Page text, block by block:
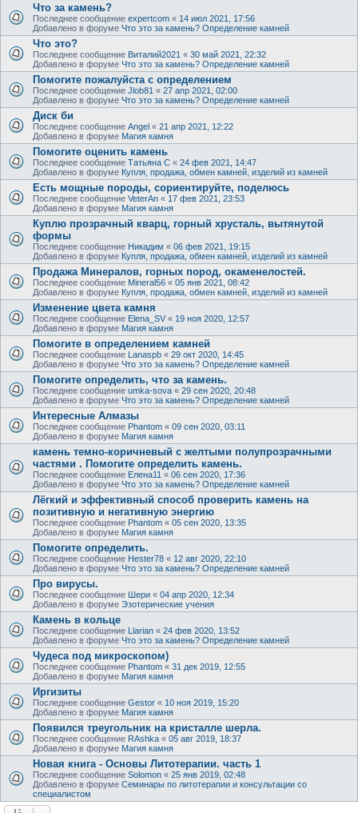
Что за камень?
Последнее сообщение expertcom « 14 июл 2021, 17:56
Добавлено в форуме Что это за камень? Определение камней
Что это?
Последнее сообщение Виталий2021 « 30 май 2021, 22:32
Добавлено в форуме Что это за камень? Определение камней
Помогите пожалуйста с определением
Последнее сообщение Jlob81 « 27 апр 2021, 02:00
Добавлено в форуме Что это за камень? Определение камней
Диск би
Последнее сообщение Angel « 21 апр 2021, 12:22
Добавлено в форуме Магия камня
Помогите оценить камень
Последнее сообщение Татьяна С « 24 фев 2021, 14:47
Добавлено в форуме Купля, продажа, обмен камней, изделий из камней
Есть мощные породы, сориентируйте, поделюсь
Последнее сообщение VeterAn « 17 фев 2021, 23:53
Добавлено в форуме Магия камня
Куплю прозрачный кварц, горный хрусталь, вытянутой
формы
Последнее сообщение Никадим « 06 фев 2021, 19:15
Добавлено в форуме Купля, продажа, обмен камней, изделий из камней
Продажа Минералов, горных пород, окаменелостей.
Последнее сообщение Mineral56 « 05 янв 2021, 08:42
Добавлено в форуме Купля, продажа, обмен камней, изделий из камней
Изменение цвета камня
Последнее сообщение Elena_SV « 19 ноя 2020, 12:57
Добавлено в форуме Магия камня
Помогите в определением камней
Последнее сообщение Lanaspb « 29 окт 2020, 14:45
Добавлено в форуме Что это за камень? Определение камней
Помогите определить, что за камень.
Последнее сообщение umka-sova « 29 сен 2020, 20:48
Добавлено в форуме Что это за камень? Определение камней
Интересные Алмазы
Последнее сообщение Phantom « 09 сен 2020, 03:11
Добавлено в форуме Магия камня
камень темно-коричневый с желтыми полупрозрачными
частями . Помогите определить камень.
Последнее сообщение Елена11 « 06 сен 2020, 17:36
Добавлено в форуме Что это за камень? Определение камней
Лёгкий и эффективный способ проверить камень на
позитивную и негативную энергию
Последнее сообщение Phantom « 05 сен 2020, 13:35
Добавлено в форуме Магия камня
Помогите определить.
Последнее сообщение Hester78 « 12 авг 2020, 22:10
Добавлено в форуме Что это за камень? Определение камней
Про вирусы.
Последнее сообщение Шери « 04 апр 2020, 12:34
Добавлено в форуме Эзотерические учения
Камень в кольце
Последнее сообщение Llarian « 24 фев 2020, 13:52
Добавлено в форуме Что это за камень? Определение камней
Чудеса под микроскопом)
Последнее сообщение Phantom « 31 дек 2019, 12:55
Добавлено в форуме Магия камня
Иргизиты
Последнее сообщение Gestor « 10 ноя 2019, 15:20
Добавлено в форуме Магия камня
Появился треугольник на кристалле шерла.
Последнее сообщение RAshka « 05 авг 2019, 18:37
Добавлено в форуме Магия камня
Новая книга - Основы Литотерапии. часть 1
Последнее сообщение Solomon « 25 янв 2019, 02:48
Добавлено в форуме Семинары по литотерапии и консультации со
специалистом